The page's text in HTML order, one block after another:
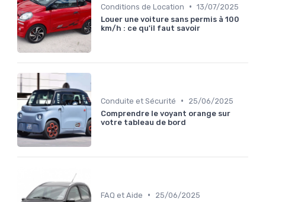
Conditions de Location • 13/07/2025
Louer une voiture sans permis à 100
km/h : ce qu'il faut savoir
Conduite et Sécurité •
25/06/2025
Comprendre le voyant orange sur
votre tableau de bord
FAQ et Aide •
25/06/2025